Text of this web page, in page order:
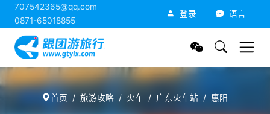
707542365@qq.com
0871-65018855
登录 语言
首页 旅游攻略 火车 广东火车站 惠阳